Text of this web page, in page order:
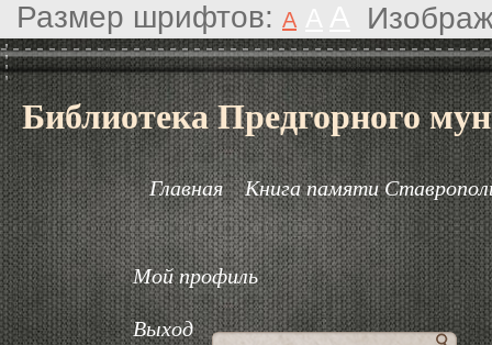
Размер шрифтов: A
Библиотека Предгорного
Главная Книга памяти
Мой профиль
Выход